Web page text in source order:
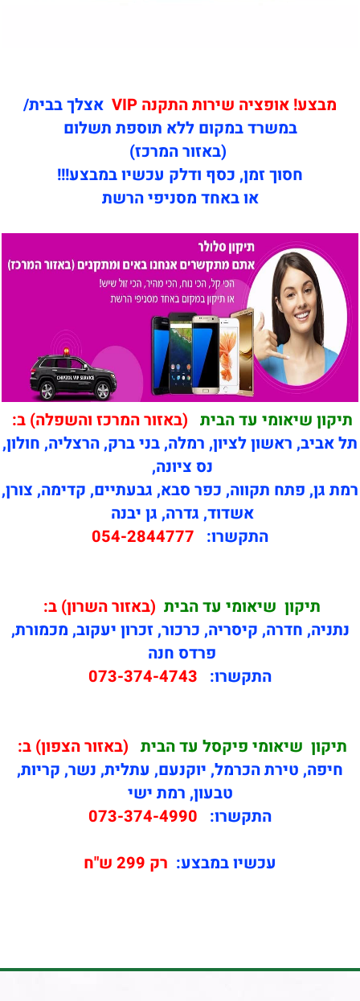
מבצע! אופציה שירות התקנה VIP
אצלך בבית/
במשרד במקום ללא תוספת תשלום
(באזור המרכז)
חסוך זמן, כסף ודלק עכשיו במבצע!!!
או באחד מסניפי הרשת
תיקון שיאומי עד הבית (באזור המרכז והשפלה) ב:
תל אביב, ראשון לציון, רמלה, בני ברק, הרצליה, חולון,
נס ציונה,
רמת גן, פתח תקווה, כפר סבא, גבעתיים, קדימה, צורן,
אשדוד, גדרה, גן יבנה
התקשרו: 054-2844777
תיקון שיאומי עד הבית (באזור השרון) ב:
נתניה, חדרה, קיסריה, כרכור, זכרון יעקוב, מכמורת,
פרדס חנה
התקשרו: 073-374-4743
תיקון שיאומי פיקסל עד הבית (באזור הצפון) ב:
חיפה, טירת הכרמל, יוקנעם, עתלית, נשר, קריות,
טבעון, רמת ישי
התקשרו: 073-374-4990
עכשיו במבצע: רק 299 ש"ח